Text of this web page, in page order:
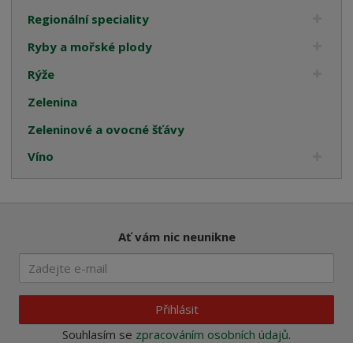
Regionální speciality
Ryby a mořské plody
Rýže
Zelenina
Zeleninové a ovocné šťávy
Víno
Ať vám nic neunikne
Přihlásit
Souhlasím se zpracováním osobních údajů.